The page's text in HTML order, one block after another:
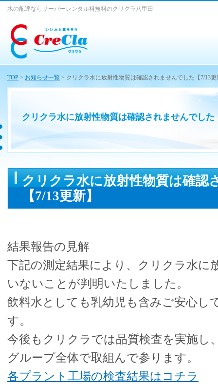
クリクラ水に放射性物質は確認されませんでした
水の配達ならサーバーレンタル料無料のクリクラ八甲田
クリクラ水に放射性物質は確認
【7/13更新】
結果報告の見解
下記の測定結果により、クリクラ水に
いないことが判明いたしました。
飲料水としても乳幼児も含みご安心し
す。
今後もクリクラでは品質検査を実施し
グループ全体で取組んで参ります。
各プラント工場の検査結果はコチラ
TOP > お知らせ一覧 > クリクラ水に放射性物質は確認されませんでした【7/13更